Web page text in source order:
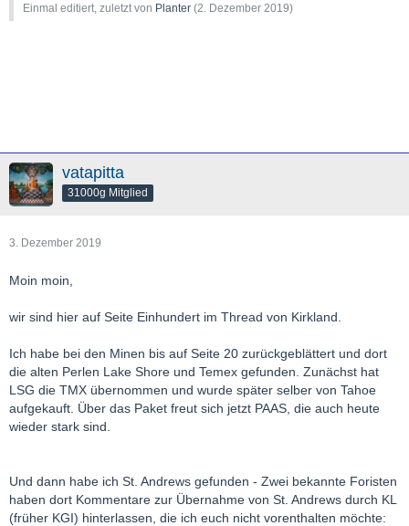
Einmal editiert, zuletzt von Planter (2. Dezember 2019)
vatapitta
31000g Mitglied
3. Dezember 2019
Moin moin,
wir sind hier auf Seite Einhundert im Thread von Kirkland.
Ich habe bei den Minen bis auf Seite 20 zurückgeblättert und dort
die alten Perlen Lake Shore und Temex gefunden. Zunächst hat
LSG die TMX übernommen und wurde später selber von Tahoe
aufgekauft. Über das Paket freut sich jetzt PAAS, die auch heute
wieder stark sind.
Und dann habe ich St. Andrews gefunden - Zwei bekannte Foristen
haben dort Kommentare zur Übernahme von St. Andrews durch KL
(früher KGI) hinterlassen, die ich euch nicht vorenthalten möchte: